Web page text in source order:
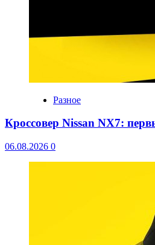
Разное
Кроссовер Nissan NX7:
06.08.2026 0